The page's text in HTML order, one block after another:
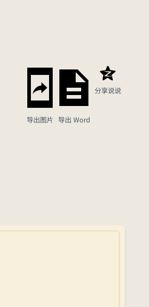
导出图片 导出 Word
分享说说